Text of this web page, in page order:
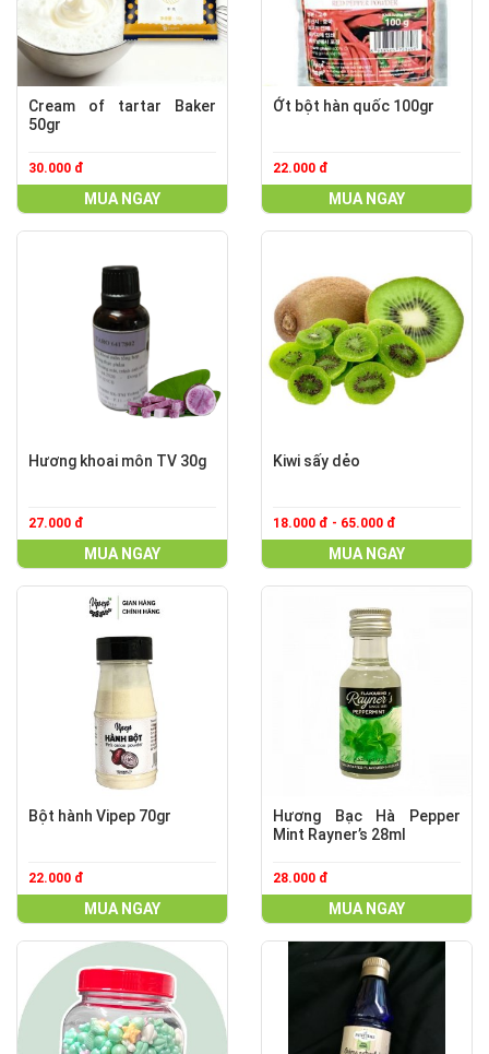
Cream of tartar Baker
50gr
30.000 đ
MUA NGAY
Ớt bột hàn quốc 100gr
22.000 đ
MUA NGAY
Hương khoai môn TV 30g
27.000 đ
MUA NGAY
Kiwi sấy dẻo
18.000 đ - 65.000 đ
MUA NGAY
Bột hành Vipep 70gr
22.000 đ
MUA NGAY
Hương Bạc Hà Pepper
Mint Rayner’s 28ml
28.000 đ
MUA NGAY